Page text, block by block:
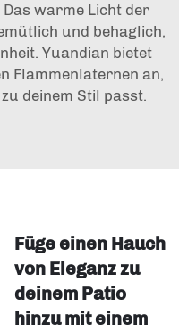
warme Licht der
und behaglich,
Yuandian bietet
Flammenlaternen an,
deinem Stil passt.
Füge einen Hauch
von Eleganz zu
deinem Patio
hinzu mit einem